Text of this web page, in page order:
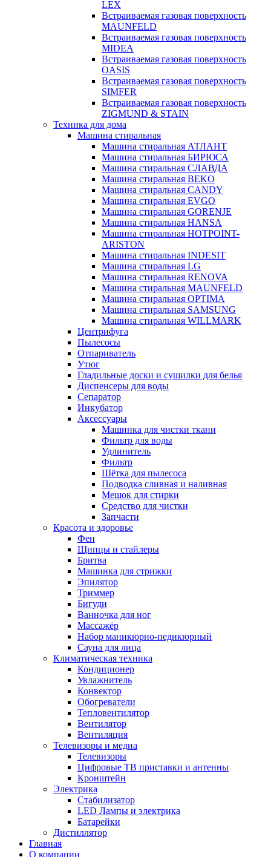
LEX
Встраиваемая газовая поверхность
MAUNFELD
Встраиваемая газовая поверхность
MIDEA
Встраиваемая газовая поверхность
OASIS
Встраиваемая газовая поверхность
SIMFER
Встраиваемая газовая поверхность
ZIGMUND & STAIN
Техника для дома
Машина стиральная
Машина стиральная АТЛАНТ
Машина стиральная БИРЮСА
Машина стиральная СЛАВДА
Машина стиральная BEKO
Машина стиральная CANDY
Машина стиральная EVGO
Машина стиральная GORENJE
Машина стиральная HANSA
Машина стиральная HOTPOINT-
ARISTON
Машина стиральная INDESIT
Машина стиральная LG
Машина стиральная RENOVA
Машина стиральная MAUNFELD
Машина стиральная OPTIMA
Машина стиральная SAMSUNG
Машина стиральная WILLMARK
Центрифуга
Пылесосы
Отпариватель
Утюг
Гладильные доски и сушилки для белья
Диспенсеры для воды
Сепаратор
Инкубатор
Аксессуары
Машинка для чистки ткани
Фильтр для воды
Удлинитель
Фильтр
Шётка для пылесоса
Подводка сливная и наливная
Мешок для стирки
Средство для чистки
Запчасти
Красота и здоровье
Фен
Щипцы и стайлеры
Бритва
Машинка для стрижки
Эпилятор
Триммер
Бигуди
Ванночка для ног
Массажёр
Набор маникюрно-педикюрный
Сауна для лица
Климатическая техника
Кондиционер
Увлажнитель
Конвектор
Обогреватели
Тепловентилятор
Вентилятор
Вентиляция
Телевизоры и медиа
Телевизоры
Цифровые ТВ приставки и антенны
Кронштейн
Электрика
Стабилизатор
LED Лампы и электрика
Батарейки
Дистиллятор
Главная
О компании